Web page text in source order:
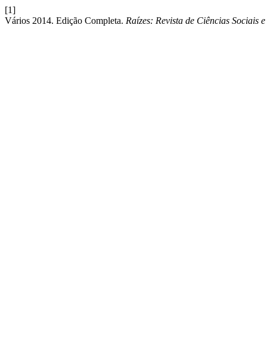
[1]
Vários 2014. Edição Completa. Raízes: Revista de Ciências Sociais